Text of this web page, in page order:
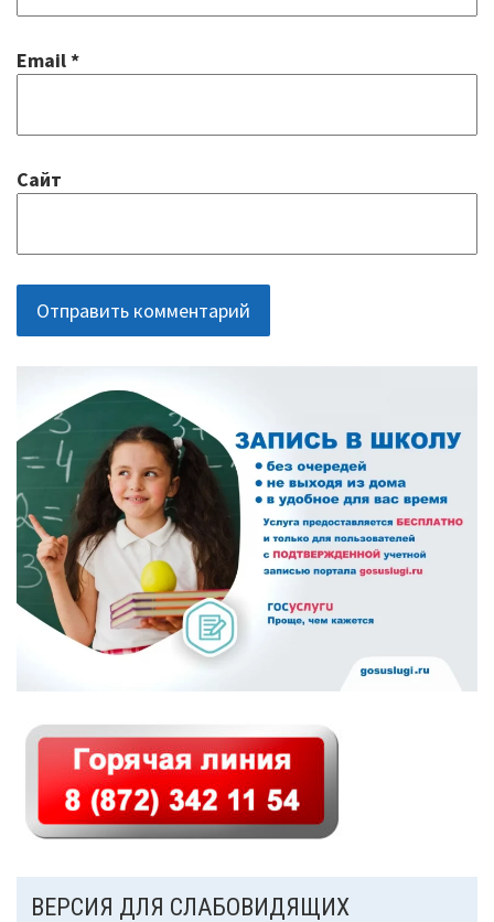
II. Практико-ориентированность
грамотности
V. Ориентация воспитательной работы
ПМПК
Независимая оценка качества
Механизмы управления качеством
образования
2020/2021 учебный год
2021/2022 учебный год
Летний лагерь
Снижение документационной нагрузки
Email*
Сайт
ОСНОВНАЯ
ПАНЕЛЬ
ВЕРСИЯ ДЛЯ СЛАБОВИДЯЩИХ